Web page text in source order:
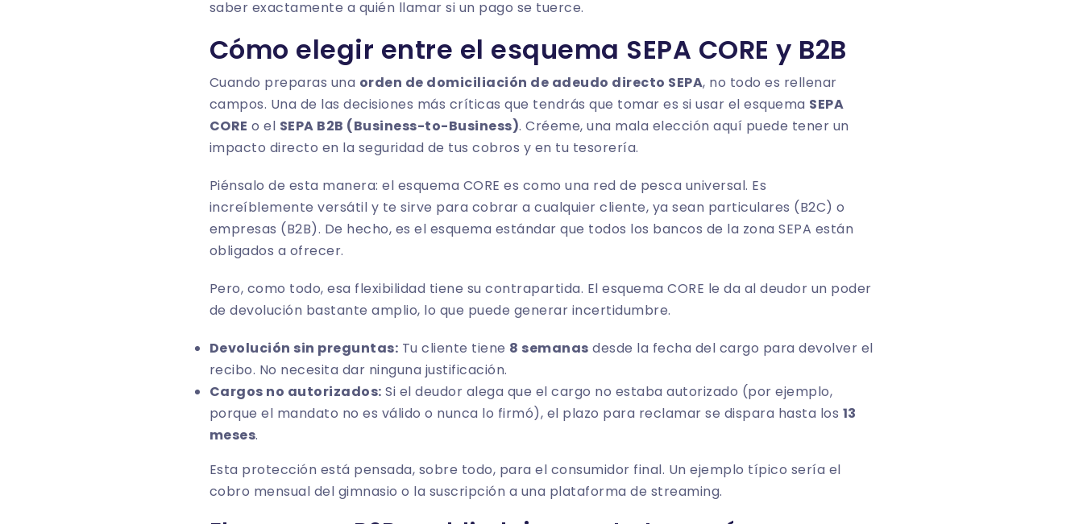
saber exactamente a quién llamar si un pago se tuerce.
Cómo elegir entre el esquema SEPA CORE y B2B
Cuando preparas una orden de domiciliación de adeudo directo SEPA, no todo es rellenar
campos. Una de las decisiones más críticas que tendrás que tomar es si usar el esquema SEPA
CORE o el SEPA B2B (Business-to-Business). Créeme, una mala elección aquí puede tener un
impacto directo en la seguridad de tus cobros y en tu tesorería.
Piénsalo de esta manera: el esquema CORE es como una red de pesca universal. Es
increíblemente versátil y te sirve para cobrar a cualquier cliente, ya sean particulares (B2C) o
empresas (B2B). De hecho, es el esquema estándar que todos los bancos de la zona SEPA están
obligados a ofrecer.
Pero, como todo, esa flexibilidad tiene su contrapartida. El esquema CORE le da al deudor un poder
de devolución bastante amplio, lo que puede generar incertidumbre.
Devolución sin preguntas: Tu cliente tiene 8 semanas desde la fecha del cargo para devolver el
recibo. No necesita dar ninguna justificación.
Cargos no autorizados: Si el deudor alega que el cargo no estaba autorizado (por ejemplo,
porque el mandato no es válido o nunca lo firmó), el plazo para reclamar se dispara hasta los 13
meses.
Esta protección está pensada, sobre todo, para el consumidor final. Un ejemplo típico sería el
cobro mensual del gimnasio o la suscripción a una plataforma de streaming.